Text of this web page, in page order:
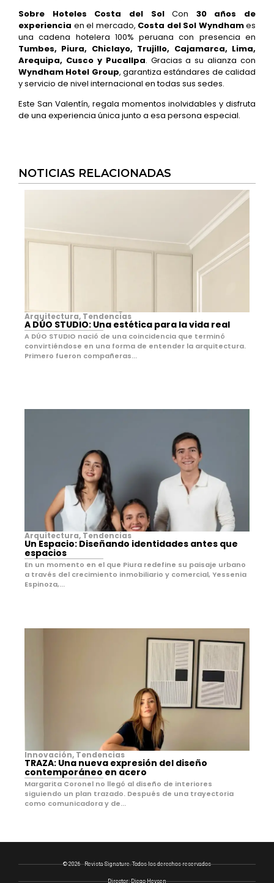
Sobre Hoteles Costa del SolCon 30 años de
experiencia en el mercado, Costa del Sol Wyndhames
una cadena hotelera 100% peruana con presencia en
Tumbes, Piura, Chiclayo, Trujillo, Cajamarca, Lima,
Arequipa, Cusco y Pucallpa. Gracias a su alianza con
Wyndham Hotel Group, garantiza estándares de calidad
y servicio de nivel internacional en todas sus sedes.
Este San Valentín, regala momentos inolvidables y disfruta
de una experiencia única junto a esa persona especial.
NOTICIAS RELACIONADAS
Arquitectura, Tendencias
A DÚO STUDIO: Una estética para la vida real
A DÚO STUDIO nació de una coincidencia que terminó
convirtiéndose en una forma de entender la arquitectura.
Primero fueron compañeras...
Arquitectura, Tendencias
Un Espacio: Diseñando identidades antes que
espacios
En un momento en el que Piura redefine su paisaje urbano
a través del crecimiento inmobiliario y comercial, Yessenia
Espinoza,...
Innovación, Tendencias
TRAZA: Una nueva expresión del diseño
contemporáneo en acero
Margarita Coronel no llegó al diseño de interiores
siguiendo un plan trazado. Después de una trayectoria
como comunicadora y de...
© 2026 - Revista Signature. Todos los derechos reservados
Director: Diego Heysen